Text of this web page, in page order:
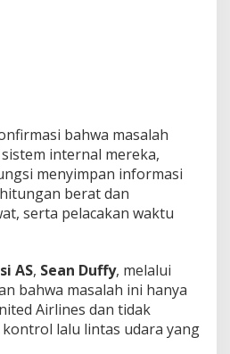
bahwa masalah
internal mereka,
menyimpan informasi
berat dan
serta pelacakan waktu
AS, Sean Duffy, melalui
bahwa masalah ini hanya
Airlines dan tidak
lalu lintas udara yang